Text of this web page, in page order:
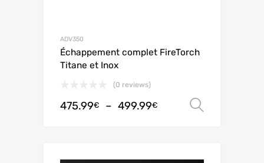
ADV350
Échappement complet FireTorch
Titane et Inox
(0 reviews)
475.99€ – 499.99€